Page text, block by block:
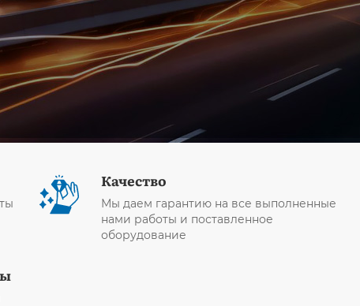
Качество
Мы даем гарантию на все выполненные
нами работы и поставленное
оборудование